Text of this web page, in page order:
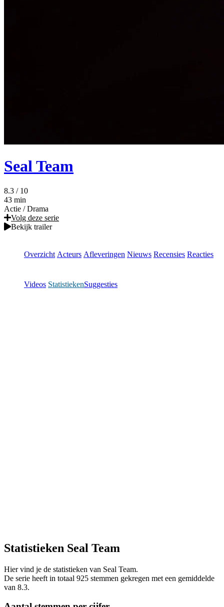
Seal Team
8.3 / 10
43 min
Actie / Drama
Volg deze serie
Bekijk trailer
Overzicht Acteurs Afleveringen Nieuws Recensies Reacties
Videos StatistiekenSuggesties
Statistieken Seal Team
Hier vind je de statistieken van Seal Team.
De serie heeft in totaal 925 stemmen gekregen met een gemiddelde
van 8.3.